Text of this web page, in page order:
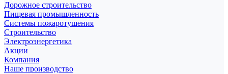
Дорожное строительство
Пищевая промышленность
Системы пожаротушения
Строительство
Электроэнергетика
Акции
Компания
Наше производство